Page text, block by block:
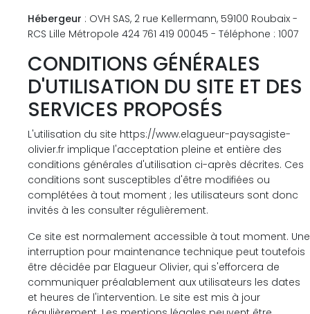
Hébergeur : OVH SAS, 2 rue Kellermann, 59100 Roubaix -
RCS Lille Métropole 424 761 419 00045 - Téléphone : 1007
CONDITIONS GÉNÉRALES
D'UTILISATION DU SITE ET DES
SERVICES PROPOSÉS
L'utilisation du site https://www.elagueur-paysagiste-
olivier.fr implique l'acceptation pleine et entière des
conditions générales d'utilisation ci-après décrites. Ces
conditions sont susceptibles d'être modifiées ou
complétées à tout moment ; les utilisateurs sont donc
invités à les consulter régulièrement.
Ce site est normalement accessible à tout moment. Une
interruption pour maintenance technique peut toutefois
être décidée par Elagueur Olivier, qui s'efforcera de
communiquer préalablement aux utilisateurs les dates
et heures de l'intervention. Le site est mis à jour